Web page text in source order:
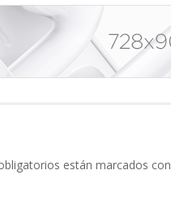
están marcados con